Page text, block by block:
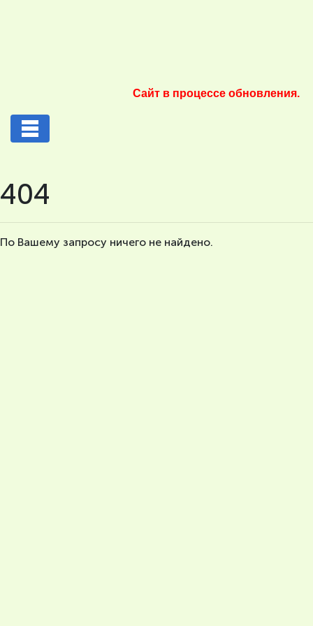
Сайт в процессе обновления.
404
По Вашему запросу ничего не найдено.